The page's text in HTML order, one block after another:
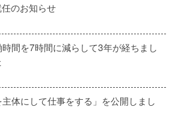
のお知らせ
時間を7時間に減らして3年が経ちまし
主体にして仕事をする」を公開しまし